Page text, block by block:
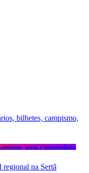
mapa e meteorologia